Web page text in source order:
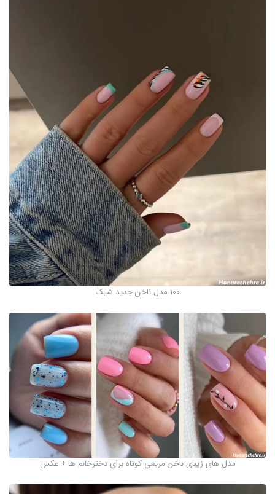
100 مدل ناخن جدید شیک
مدل های زیبای ناخن مربعی کوتاه برای دخترخانم ها + عکس